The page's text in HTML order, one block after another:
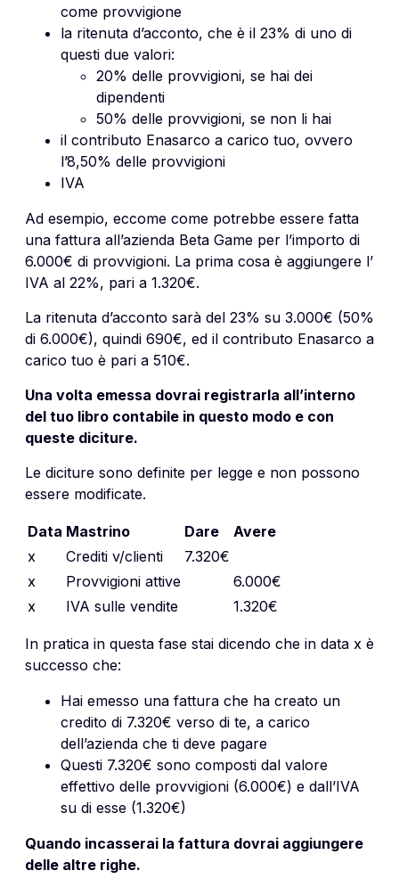
come provvigione
la ritenuta d’acconto, che è il 23% di uno di
questi due valori:
20% delle provvigioni, se hai dei
dipendenti
50% delle provvigioni, se non li hai
il contributo Enasarco a carico tuo, ovvero
l’8,50% delle provvigioni
IVA
Ad esempio, eccome come potrebbe essere fatta
una fattura all’azienda Beta Game per l’importo di
6.000€ di provvigioni. La prima cosa è aggiungere l’
IVA al 22%, pari a 1.320€.
La ritenuta d’acconto sarà del 23% su 3.000€ (50%
di 6.000€), quindi 690€, ed il contributo Enasarco a
carico tuo è pari a 510€.
Una volta emessa dovrai registrarla all’interno
del tuo libro contabile in questo modo e con
queste diciture.
Le diciture sono definite per legge e non possono
essere modificate.
Data Mastrino Dare
Avere
x
Crediti v/clienti
7.320€
x
Provvigioni attive
6.000€
x
IVA sulle vendite 1.320€
In pratica in questa fase stai dicendo che in data x è
successo che:
Hai emesso una fattura che ha creato un
credito di 7.320€ verso di te, a carico
dell’azienda che ti deve pagare
Questi 7.320€ sono composti dal valore
effettivo delle provvigioni (6.000€) e dall’IVA
su di esse (1.320€)
Quando incasserai la fattura dovrai aggiungere
delle altre righe.